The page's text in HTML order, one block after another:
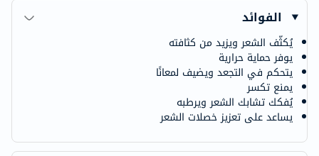
الفوائد
يُكثّف الشعر ويزيد من كثافته
يوفر حماية حرارية
يتحكم في التجعد ويضيف لمعانًا
يمنع تكسر
يُفكك تشابك الشعر ويرطبه
يساعد على تعزيز خصلات الشعر